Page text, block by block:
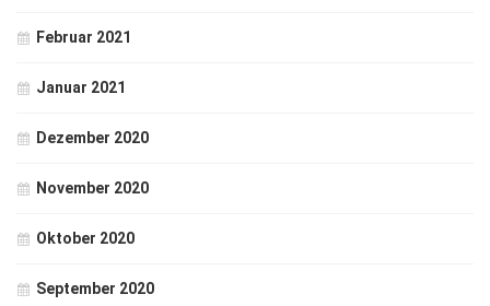
Februar 2021
Januar 2021
Dezember 2020
November 2020
Oktober 2020
September 2020